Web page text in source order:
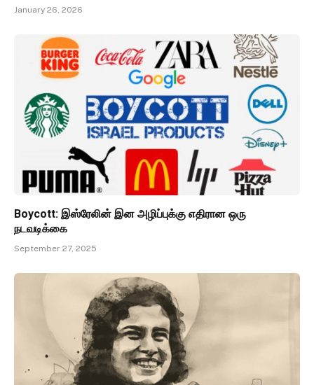
January 26, 2026
Boycott: இஸ்ரேலின் இன அழிப்புக்கு எதிரான ஒரு
நடவடிக்கை
September 27, 2025